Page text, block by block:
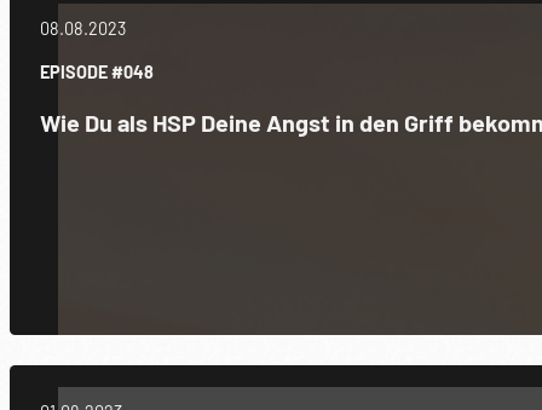
08.08.2023
EPISODE #048
Wie Du als HSP Deine Angst in den Griff